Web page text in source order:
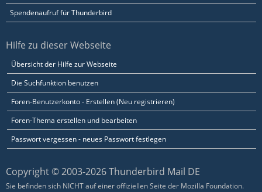
Spendenaufruf für Thunderbird
Hilfe zu dieser Webseite
Übersicht der Hilfe zur Webseite
Die Suchfunktion benutzen
Foren-Benutzerkonto - Erstellen (Neu registrieren)
Foren-Thema erstellen und bearbeiten
Passwort vergessen - neues Passwort festlegen
Copyright © 2003-2026 Thunderbird Mail DE
Sie befinden sich NICHT auf einer offiziellen Seite der Mozilla Foundation.